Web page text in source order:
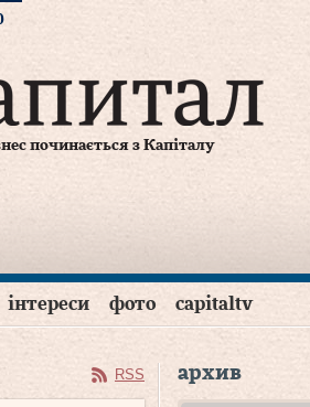
починається з Капіталу
інтереси фото capitaltv
RSS архив